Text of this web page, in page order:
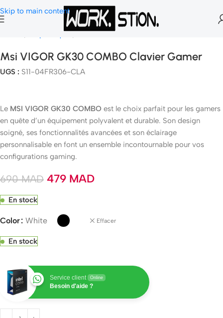
Skip to main content
Peripheriques Clavier Gamer
Msi VIGOR GK30 COMBO Clavier Gamer
UGS : S11-04FR306-CLA
Le MSI VIGOR GK30 COMBO est le choix parfait pour les gamers
en quête d’un équipement polyvalent et durable. Son design
soigné, ses fonctionnalités avancées et son éclairage
personnalisable en font un ensemble incontournable pour vos
configurations gaming.
690MAD 479 MAD
En stock
Color White Effacer
En stock
Service client Online
Besoin d'aide ?